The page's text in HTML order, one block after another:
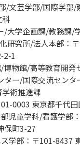
/文芸学部/国際学部
/大学企画課/教務課/
研究所/法人本部：
2-1
/博物館/高等教育開
ター/国際交流センタ
術推進課
0003 東京都千代
部児童学科/看護学部
保町3-27
ス学部：〒101-8437